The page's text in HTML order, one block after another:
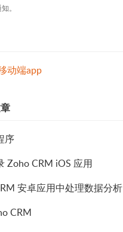
。
动端app
序
Zoho CRM iOS 应用
安卓应用中处理数据分析
CRM